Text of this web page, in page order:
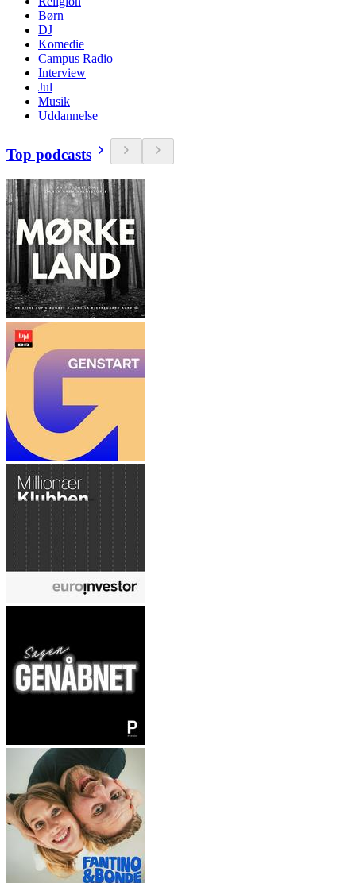
Børn
DJ
Komedie
Campus Radio
Interview
Jul
Musik
Uddannelse
Top podcasts